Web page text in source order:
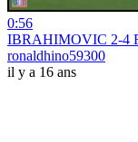
0:56
IBRAHIMOVIC 2-4
ronaldhino59300
il y a 16 ans